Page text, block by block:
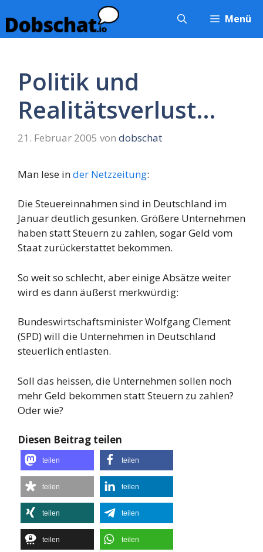
Inhalt
springen
Menü
Politik und
Realitätsverlust…
21. Februar 2005 von dobschat
Man lese inder Netzzeitung:
Die Steuereinnahmen sind in Deutschland im
Januar deutlich gesunken. Größere Unternehmen
haben statt Steuern zu zahlen, sogar Geld vom
Staat zurückerstattet bekommen.
So weit so schlecht, aber einige Absätze weiter
wird es dann äußerst merkwürdig:
Bundeswirtschaftsminister Wolfgang Clement
(SPD) will die Unternehmen in Deutschland
steuerlich entlasten.
Soll das heissen, die Unternehmen sollen noch
mehr Geld bekommen statt Steuern zu zahlen?
Oder wie?
Diesen Beitrag teilen
teilen teilen
teilen teilen
teilen teilen
teilen teilen